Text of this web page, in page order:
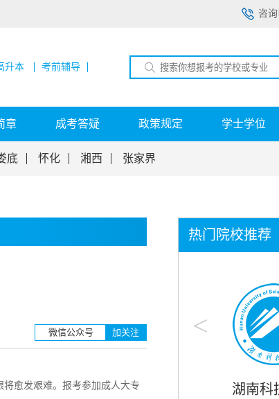
咨询
升本 考前辅导
章 成考答疑 政策规定 学士学位
底 怀化 湘西 张家界
微信公众号 加关注
愈发艰难。报考参加成人大专
热门院校推荐
<
湖南科技大学 湖